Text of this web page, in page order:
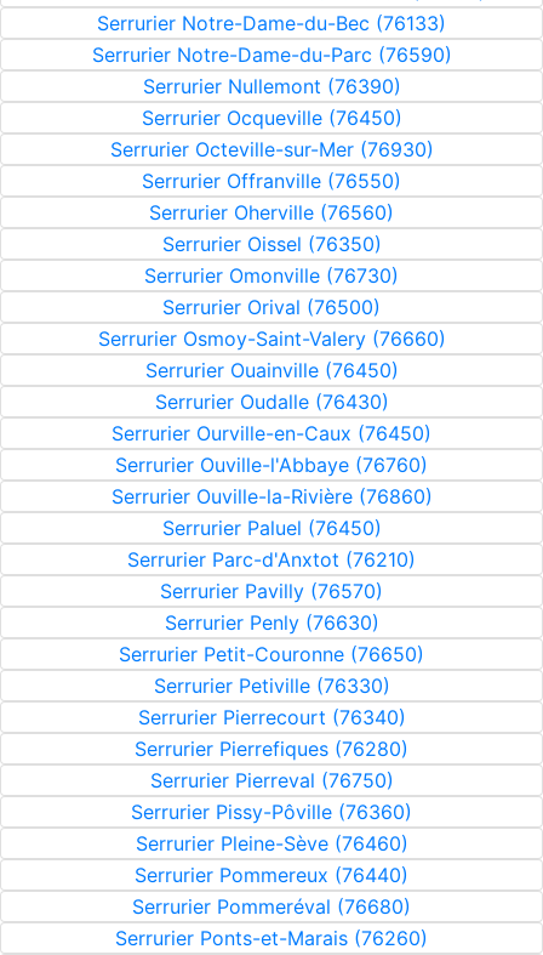
Serrurier Notre-Dame-du-Bec (76133)
Serrurier Notre-Dame-du-Parc (76590)
Serrurier Nullemont (76390)
Serrurier Ocqueville (76450)
Serrurier Octeville-sur-Mer (76930)
Serrurier Offranville (76550)
Serrurier Oherville (76560)
Serrurier Oissel (76350)
Serrurier Omonville (76730)
Serrurier Orival (76500)
Serrurier Osmoy-Saint-Valery (76660)
Serrurier Ouainville (76450)
Serrurier Oudalle (76430)
Serrurier Ourville-en-Caux (76450)
Serrurier Ouville-l'Abbaye (76760)
Serrurier Ouville-la-Rivière (76860)
Serrurier Paluel (76450)
Serrurier Parc-d'Anxtot (76210)
Serrurier Pavilly (76570)
Serrurier Penly (76630)
Serrurier Petit-Couronne (76650)
Serrurier Petiville (76330)
Serrurier Pierrecourt (76340)
Serrurier Pierrefiques (76280)
Serrurier Pierreval (76750)
Serrurier Pissy-Pôville (76360)
Serrurier Pleine-Sève (76460)
Serrurier Pommereux (76440)
Serrurier Pommeréval (76680)
Serrurier Ponts-et-Marais (76260)